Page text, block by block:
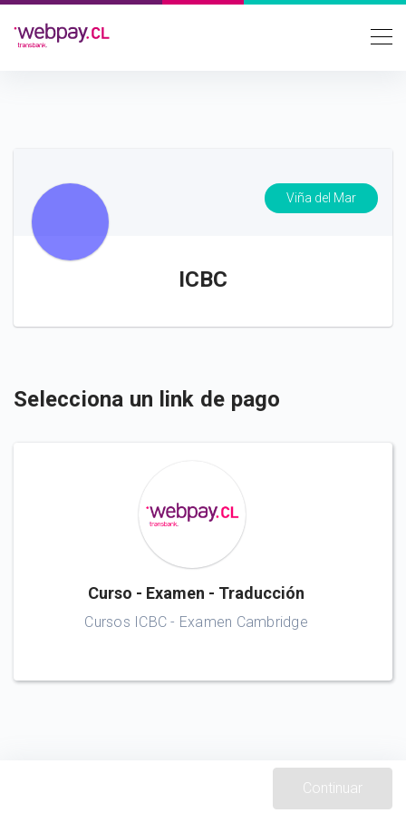
Viña del Mar
ICBC
Selecciona un link de pago
Curso - Examen - Traducción
Cursos ICBC - Examen Cambridge
Continuar